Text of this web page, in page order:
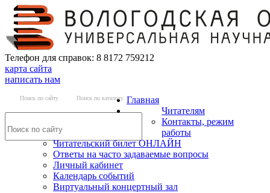
Телефон для справок: 8 8172 759212
карта сайта
написать нам
Поиск по сайту Поиск по каталогу Главная
Читателям
Контакты, режим
работы
Читательский билет ОНЛАЙН
Ответы на часто задаваемые вопросы
Личный кабинет
Календарь событий
Виртуальный концертный зал